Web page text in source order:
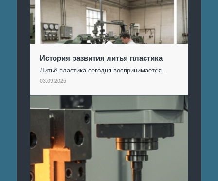
История развития литья пластика
Литьё пластика сегодня воспринимается…
03.09.2025